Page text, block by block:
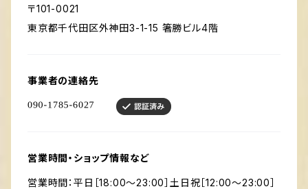
〒101-0021
東京都千代田区外神田3-1-15 箸勝ビル4階
事業者の連絡先
営業時間・ショップ情報など
営業時間：平日［18:00～23:00］土日祝［12:00～23:00］